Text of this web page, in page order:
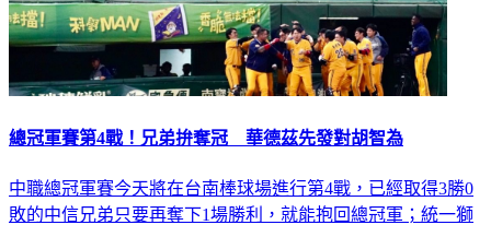
總冠軍賽第4戰！兄弟拚奪冠 華德茲先發對胡智為
中職總冠軍賽今天將在台南棒球場進行第4戰，已經取得3勝0
敗的中信兄弟只要再奪下1場勝利，就能抱回總冠軍；統一獅